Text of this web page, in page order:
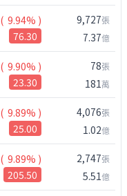
( 9.94% )
76.30
9,727張
7.37億
( 9.90% )
23.30
78張
181萬
( 9.89% )
25.00
4,076張
1.02億
( 9.89% )
205.50
2,747張
5.51億